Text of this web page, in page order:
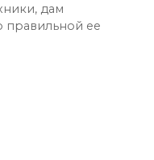
дам
правильной ее